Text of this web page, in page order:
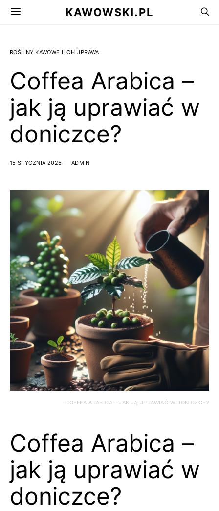
KAWOWSKI.PL
ROŚLINY KAWOWE I ICH UPRAWA
Coffea Arabica –
jak ją uprawiać w
doniczce?
15 STYCZNIA 2025 ADMIN
COFFEA ARABICA – JAK JĄ UPRAWIAĆ W DONICZCE?
Coffea Arabica –
jak ją uprawiać w
doniczce?